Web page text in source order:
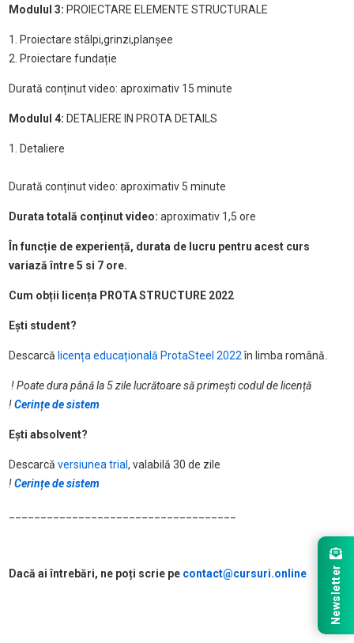
Modulul 3: PROIECTARE ELEMENTE STRUCTURALE
1. Proiectare stâlpi,grinzi,planșee
2. Proiectare fundație
Durată conținut video: aproximativ 15 minute
Modulul 4: DETALIERE IN PROTA DETAILS
1. Detaliere
Durată conținut video: aproximativ 5 minute
Durata totală conținut video: aproximativ 1,5 ore
În funcție de experiență, durata de lucru pentru acest curs
variază între 5 si 7 ore.
Cum obții licența PROTA STRUCTURE 2022
Ești student?
Descarcă licența educațională ProtaSteel 2022în limba română.
! Poate dura până la 5 zile lucrătoare să primești codul de licență
!Cerințe de sistem
Ești absolvent?
Descarcă versiunea trial , valabilă 30 de zile
!Cerințe de sistem
Dacă ai întrebări, ne poți scrie pe contact@cursuri.online Newsletter